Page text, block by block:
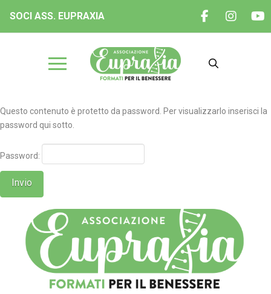
SOCI ASS. EUPRAXIA
Questo contenuto è protetto da password. Per visualizzarlo inserisci la
password qui sotto.
Password: